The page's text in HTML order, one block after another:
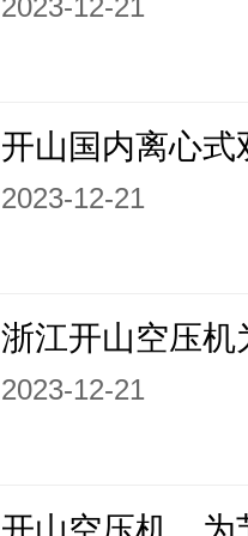
2023-12-21
开山国内离心
2023-12-21
浙江开山空压机
2023-12-21